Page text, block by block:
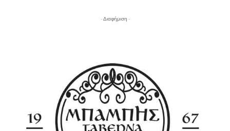
- Διαφήμιση -